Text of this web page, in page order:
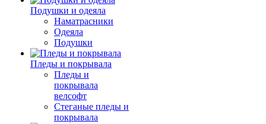
Подушки и одеяла
Наматрасники
Одеяла
Подушки
Пледы и покрывала
Пледы и
покрывала
велсофт
Стеганые пледы и
покрывала